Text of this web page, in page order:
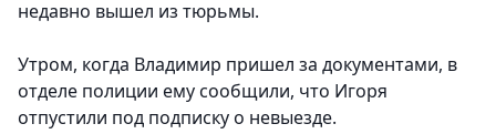
недавно вышел из тюрьмы.
Утром, когда Владимир пришел за документами, в
отделе полиции ему сообщили, что Игоря
отпустили под подписку о невыезде.